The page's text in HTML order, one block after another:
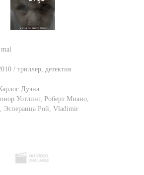
/ триллер, детектив
Дуэна
Уотлинг, Роберт Миано
Эсперанца Рой Vladimir